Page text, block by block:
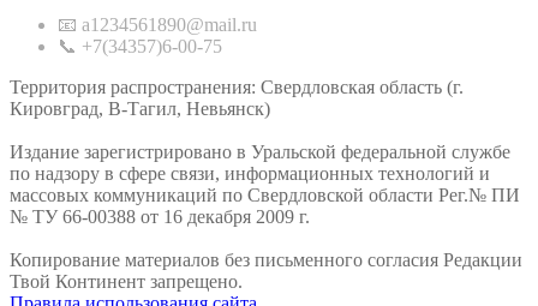
📧 a1234561890@mail.ru
📞 +7(34357)6-00-75
Территория распространения: Свердловская область (г.
Кировград, В-Тагил, Невьянск)
Издание зарегистрировано в Уральской федеральной службе
по надзору в сфере связи, информационных технологий и
массовых коммуникаций по Свердловской области Рег.№ ПИ
№ ТУ 66-00388 от 16 декабря 2009 г.
Копирование материалов без письменного согласия Редакции
Твой Континент запрещено.